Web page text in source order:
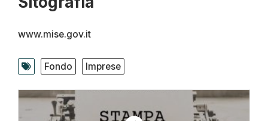
www.mise.gov.it
Fondo Imprese